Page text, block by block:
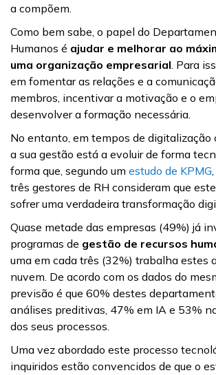
a compõem.
Como bem sabe, o papel do
Humanos é ajudar e melhorar ao
uma organização empresarial. Para
em fomentar as relações e a
membros, incentivar a motivação e o
desenvolver a formação necessária.
No entanto, em tempos de digitalização
a sua gestão está a evoluir de forma
forma que, segundo um estudo de KPMG
três gestores de RH consideram que
sofrer uma verdadeira transformação
Quase metade das empresas (49%) já
programas de gestão de recursos
uma em cada três (32%) trabalha estes
nuvem. De acordo com os dados do
previsão é que 60% destes
análises preditivas, 47% em IA e 53%
dos seus processos.
Uma vez abordado este processo
inquiridos estão convencidos de que o